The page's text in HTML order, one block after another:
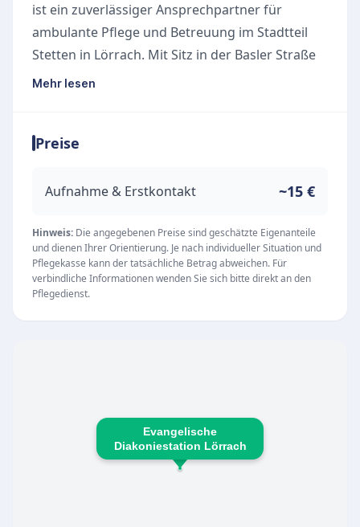
ist ein zuverlässiger Ansprechpartner für
ambulante Pflege und Betreuung im Stadtteil
Stetten in Lörrach. Mit Sitz in der Basler Straße
129 bietet der Pflegedienst umfassende
eigenen vier Wänden zu ermöglichen.
Das Leistungsspektrum umfasst neben der
Hilfen im Alltag. Ein besonderes Augenmerk
liegt auf dem sympathischen und gut
aufgestellten Team der Diakoniestation. Zu den
engagierten Mitarbeitenden zählen:
Examinierte Pflegekräfte für die professionelle
Auszubildende, die die Zukunft der Pflege
Strukturierende Hände im Büro für eine
Mehr lesen
Preise
Aufnahme & Erstkontakt ~15 €
Hinweis: Die angegebenen Preise sind geschätzte Eigenanteile
und dienen Ihrer Orientierung. Je nach individueller Situation und
Pflegekasse kann der tatsächliche Betrag abweichen. Für
verbindliche Informationen wenden Sie sich bitte direkt an den
Pflegedienst.
Evangelische
Diakoniestation Lörrach